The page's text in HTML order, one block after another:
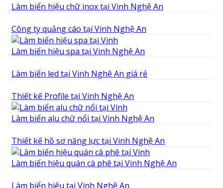
Làm biển hiệu chữ inox tại Vinh Nghệ An
Công ty quảng cáo tại Vinh Nghệ An
Làm biển hiệu spa tại Vinh Nghệ An
Làm biển led tại Vinh Nghệ An giá rẻ
Thiết kế Profile tại Vinh Nghệ An
Làm biển alu chữ nổi tại Vinh Nghệ An
Thiết kế hồ sơ năng lực tại Vinh Nghệ An
Làm biển hiệu quán cà phê tại Vinh Nghệ An
Làm biển hiệu tại Vinh Nghệ An